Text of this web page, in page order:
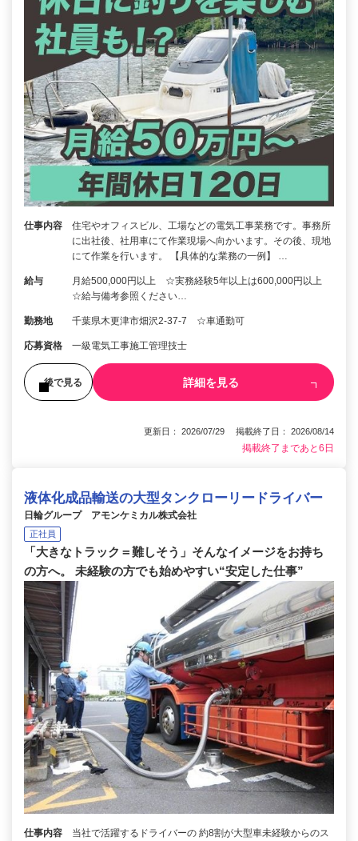
仕事内容
住宅やオフィスビル、工場などの電気工事業務です。事務所
に出社後、社用車にて作業現場へ向かいます。その後、現地
にて作業を行います。 【具体的な業務の一例】 …
給与
月給500,000円以上 ☆実務経験5年以上は600,000円以上
☆給与備考参照ください…
勤務地 千葉県木更津市畑沢2-37-7 ☆車通勤可
応募資格 一級電気工事施工管理技士
後で見る 詳細を見る
更新日： 2026/07/29 掲載終了日： 2026/08/14
掲載終了まであと6日
液体化成品輸送の大型タンクローリードライバー
日輪グループ アモンケミカル株式会社
正社員
「大きなトラック＝難しそう」そんなイメージをお持ち
の方へ。 未経験の方でも始めやすい“安定した仕事”
仕事内容
当社で活躍するドライバーの 約8割が大型車未経験からのス